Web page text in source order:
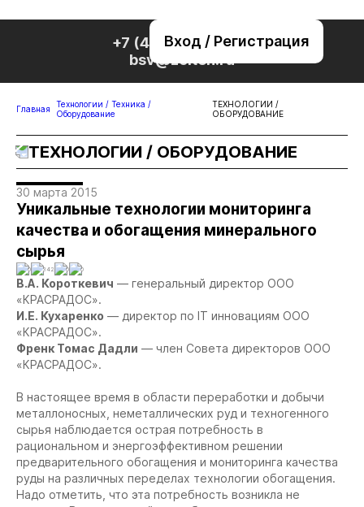
Вход / Регистрация
+7 (495) 221-76-32
bsv@zolteh.ru
Главная
Технологии / Техника /
Оборудование
ТЕХНОЛОГИИ /
ОБОРУДОВАНИЕ
ТЕХНОЛОГИИ / ОБОРУДОВАНИЕ
30 марта 2015
Уникальные технологии мониторинга
качества и обогащения минерального
сырья
0 342 0 0
В.А. Короткевич — генеральный директор ООО
«КРАСРАДОС».
И.Е. Кухаренко — директор по IT инновациям ООО
«КРАСРАДОС».
Френк Томас Дадли — член Совета директоров ООО
«КРАСРАДОС».
В настоящее время в области переработки и добычи
металлоносных, неметаллических руд и техногенного
сырья наблюдается острая потребность в
рациональном и энергоэффективном решении
предварительного обогащения и мониторинга качества
руды на различных переделах технологии обогащения.
Надо отметить, что эта потребность возникла не